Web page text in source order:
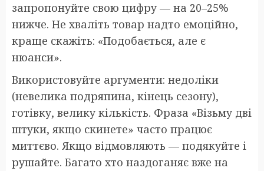
запропонуйте свою цифру — на 20–25%
нижче. Не хваліть товар надто емоційно,
краще скажіть: «Подобається, але є
нюанси».
Використовуйте аргументи: недоліки
(невелика подряпина, кінець сезону),
готівку, велику кількість. Фраза «Візьму дві
штуки, якщо скинете» часто працює
миттєво. Якщо відмовляють — подякуйте і
рушайте. Багато хто наздоганяє вже на